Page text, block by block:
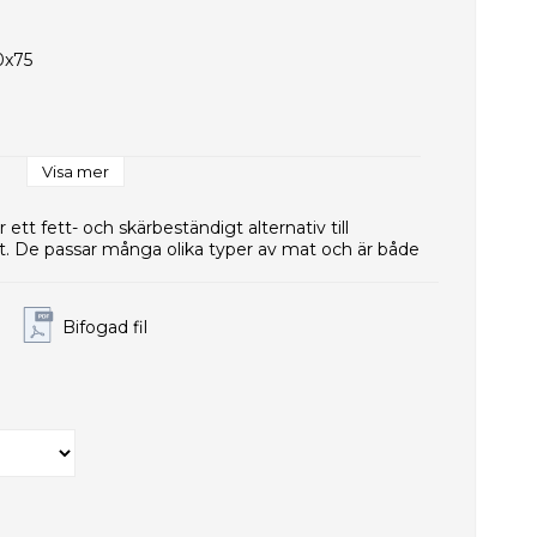
Visa mer
ett fett- och skärbeständigt alternativ till
De passar många olika typer av mat och är både
Bifogad fil